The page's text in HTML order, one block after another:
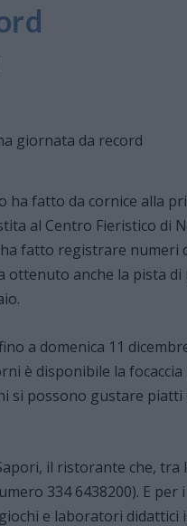
ha fatto da cornice alla
al Centro Fieristico di
ha fatto registrare
ottenuto anche la pista
a domenica 11
è disponibile la
si possono gustare
il ristorante che,
334 6438200). E per
e laboratori